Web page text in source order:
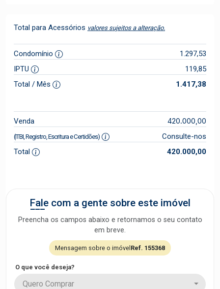
Total para Acessórios valores sujeitos a alteração.
Condomínio
1.297,53
IPTU
119,85
Total / Mês
1.417,38
Venda 420.000,00
(ITBI, Registro, Escritura e Certidões)
Consulte-nos
Total
420.000,00
Fale com a gente sobre este imóvel
Preencha os campos abaixo e retornamos o seu contato
em breve.
Mensagem sobre o imóvel Ref. 155368
O que você deseja?
Quero Comprar